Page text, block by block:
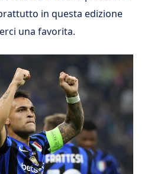
in questa edizione
una favorita.